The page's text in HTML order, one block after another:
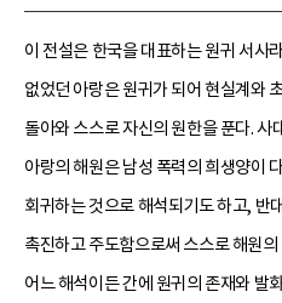
이 전설은 한국을 대표하는 원귀 서사
없었던 아랑은 원귀가 되어 현실계와
돌아와 스스로 자신의 원한을 푼다. 사
아랑의 해원은 남성 폭력의 희생양이
회귀하는 것으로 해석되기도 하고, 반
촉진하고 주도함으로써 스스로 해원
어느 해석이든 간에 원귀의 존재와 발